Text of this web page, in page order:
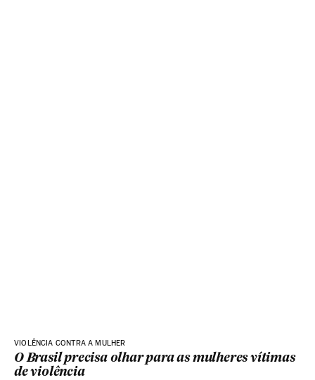
VIOLÊNCIA CONTRA A MULHER
O Brasil precisa olhar para as mulheres vítimas
de violência